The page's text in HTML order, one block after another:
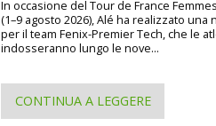
In occasione del Tour de France
(1–9 agosto 2026), Alé ha realizzato una
per il team Fenix-Premier Tech, che le
indosseranno lungo le nove...
CONTINUA A LEGGERE